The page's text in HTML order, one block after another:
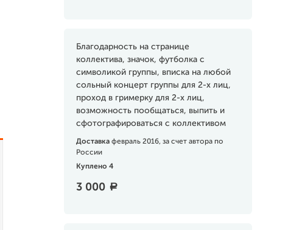
Благодарность на странице
коллектива, значок, футболка с
символикой группы, вписка на любой
сольный концерт группы для 2-х лиц,
проход в гримерку для 2-х лиц,
возможность пообщаться, выпить и
сфотографироваться с коллективом
Доставка февраль 2016, за счет автора по
России
Куплено 4
3 000 a